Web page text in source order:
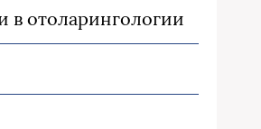
в отоларингологии